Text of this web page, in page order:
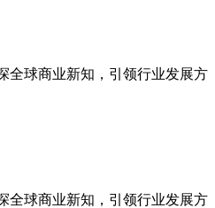
全球商业新知，引领行业发展方
全球商业新知，引领行业发展方